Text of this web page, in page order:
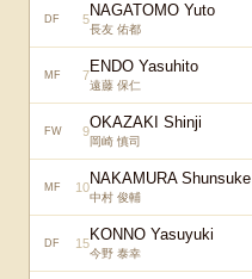
DF 5NAGATOMO Yuto
長友 佑都
MF 7ENDO Yasuhito
遠藤 保仁
FW 9OKAZAKI Shinji
岡崎 慎司
MF 10NAKAMURA Shunsuke
中村 俊輔
DF 15KONNO Yasuyuki
今野 泰幸